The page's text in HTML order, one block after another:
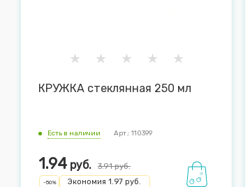
КРУЖКА стеклянная 250 мл
Есть в наличии Арт.: 110399
1.94 руб. 3.91руб.
-50% Экономия 1.97 руб.